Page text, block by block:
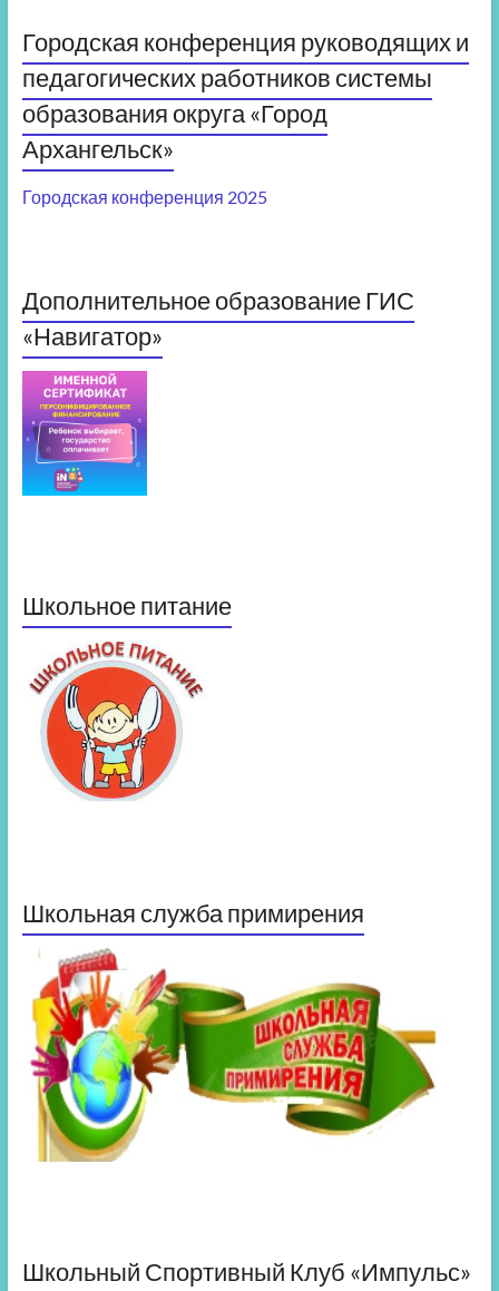
Городская конференция руководящих и
педагогических работников системы
образования округа «Город
Архангельск»
Городская конференция 2025
Дополнительное образование ГИС
«Навигатор»
Школьное питание
Школьная служба примирения
Школьный Спортивный Клуб «Импульс»